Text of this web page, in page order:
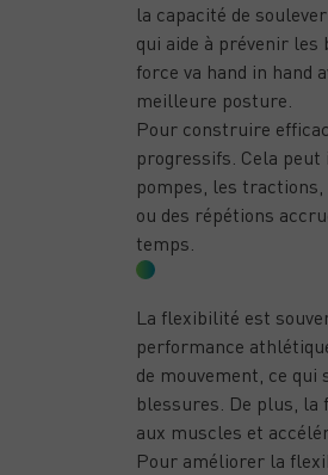
la capacité de
qui aide à prévenir les
force va hand in hand
meilleure posture.
Pour construire
progressifs. Cela peut
pompes, les tractions,
ou des répétions
temps.
FLEXIBILITÉ :
La flexibilité est
performance
de mouvement, ce qui
blessures. De plus,
aux muscles et
Pour améliorer la